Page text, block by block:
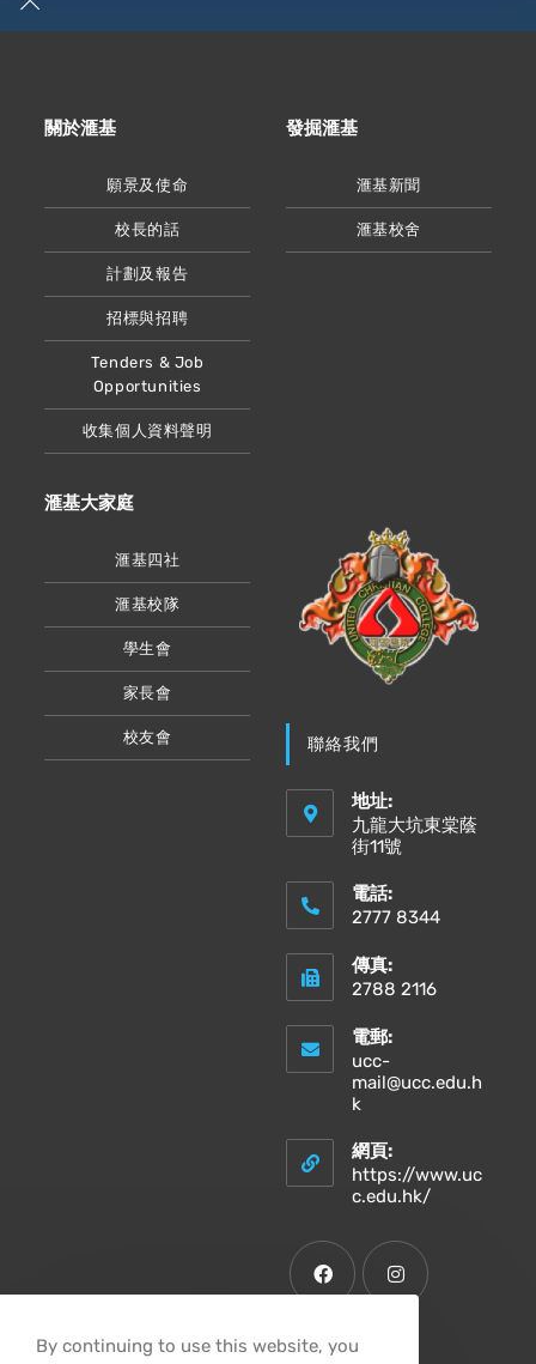
關於滙基
願景及使命
校長的話
計劃及報告
招標與招聘
Tenders & Job
Opportunities
收集個人資料聲明
發掘滙基
滙基新聞
滙基校舍
滙基大家庭
滙基四社
滙基校隊
學生會
家長會
校友會 聯絡我們
地址:
九龍大坑東棠蔭
街11號
電話:
2777 8344
傳真:
2788 2116
電郵:
ucc-
mail@ucc.edu.h
k
網頁:
https://www.uc
c.edu.hk/
By continuing to use this website, you